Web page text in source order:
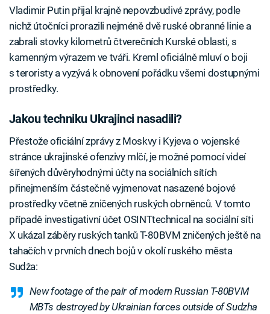
Vladimir Putin přijal krajně nepovzbudivé zprávy, podle
nichž útočníci prorazili nejméně dvě ruské obranné linie a
zabrali stovky kilometrů čtverečních Kurské oblasti, s
kamenným výrazem ve tváři. Kreml oficiálně mluví o boji
s teroristy a vyzývá k obnovení pořádku všemi dostupnými
prostředky.
Jakou techniku Ukrajinci nasadili?
Přestože oficiální zprávy z Moskvy i Kyjeva o vojenské
stránce ukrajinské ofenzivy mlčí, je možné pomocí videí
šířených důvěryhodnými účty na sociálních sítích
přinejmenším částečně vyjmenovat nasazené bojové
prostředky včetně zničených ruských obrněnců. V tomto
případě investigativní účet OSINTtechnical na sociální síti
X ukázal záběry ruských tanků T-80BVM zničených ještě na
tahačích v prvních dnech bojů v okolí ruského města
Sudža:
New footage of the pair of modern Russian T-80BVM
MBTs destroyed by Ukrainian forces outside of Sudzha